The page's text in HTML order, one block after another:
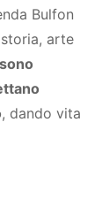
Bulfon
arte
, dando vita